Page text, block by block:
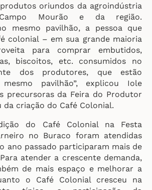
oriundos da agroindústria
Mourão e da região.
mesmo pavilhão, a pessoa que
colonial – em sua grande maioria
para comprar embutidos,
biscoitos, etc. consumidos no
dos produtores, que estão
pavilhão”, explicou Iole
precursoras da Feira do Produtor
criação do Café Colonial.
do Café Colonial na Festa
no Buraco foram atendidas
ano passado participaram mais de
atender a crescente demanda,
de mais espaço e melhorar a
o Café Colonial cresceu na